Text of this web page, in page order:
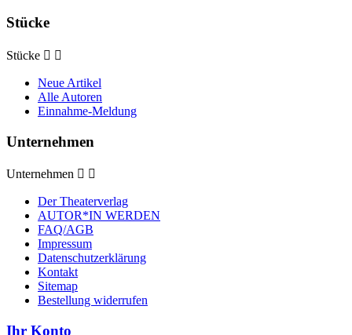
Stücke
Stücke  
Neue Artikel
Alle Autoren
Einnahme-Meldung
Unternehmen
Unternehmen  
Der Theaterverlag
AUTOR*IN WERDEN
FAQ/AGB
Impressum
Datenschutzerklärung
Kontakt
Sitemap
Bestellung widerrufen
Ihr Konto